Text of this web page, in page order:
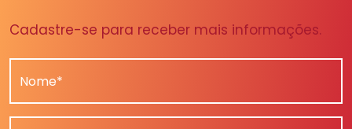
Cadastre-se para receber mais informações.
Nome*